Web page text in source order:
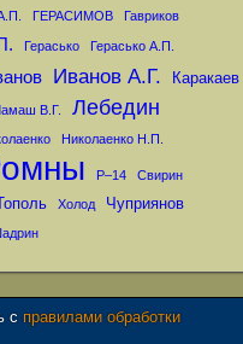
ГЕРАСИМОВ Гавриков
Герасько Герасько А.П.
Иванов А.Г.
Каракаев
В.Г. Лебедин
Николаенко Н.П.
Р–14 Свирин
Холод Чуприянов
с правилами обработки